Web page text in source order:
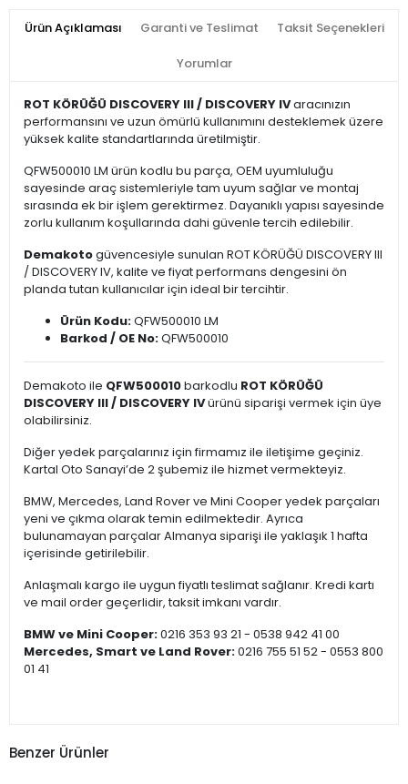
Ürün Açıklaması Garanti ve Teslimat Taksit Seçenekleri
Yorumlar
ROT KÖRÜĞÜ DISCOVERY III / DISCOVERY IVaracınızın
performansını ve uzun ömürlü kullanımını desteklemek üzere
yüksek kalite standartlarında üretilmiştir.
QFW500010 LM ürün kodlu bu parça, OEM uyumluluğu
sayesinde araç sistemleriyle tam uyum sağlar ve montaj
sırasında ek bir işlem gerektirmez. Dayanıklı yapısı sayesinde
zorlu kullanım koşullarında dahi güvenle tercih edilebilir.
Demakotogüvencesiyle sunulan ROT KÖRÜĞÜ DISCOVERY III
/ DISCOVERY IV, kalite ve fiyat performans dengesini ön
planda tutan kullanıcılar için ideal bir tercihtir.
Ürün Kodu:QFW500010 LM
Barkod / OE No:QFW500010
Demakoto ile QFW500010barkodlu ROT KÖRÜĞÜ
DISCOVERY III / DISCOVERY IVürünü siparişi vermek için üye
olabilirsiniz.
Diğer yedek parçalarınız için firmamız ile iletişime geçiniz.
Kartal Oto Sanayi’de 2 şubemiz ile hizmet vermekteyiz.
BMW, Mercedes, Land Rover ve Mini Cooper yedek parçaları
yeni ve çıkma olarak temin edilmektedir. Ayrıca
bulunamayan parçalar Almanya siparişi ile yaklaşık 1 hafta
içerisinde getirilebilir.
Anlaşmalı kargo ile uygun fiyatlı teslimat sağlanır. Kredi kartı
ve mail order geçerlidir, taksit imkanı vardır.
BMW ve Mini Cooper:0216 353 93 21 - 0538 942 41 00
Mercedes, Smart ve Land Rover:0216 755 51 52 - 0553 800
01 41
Benzer Ürünler